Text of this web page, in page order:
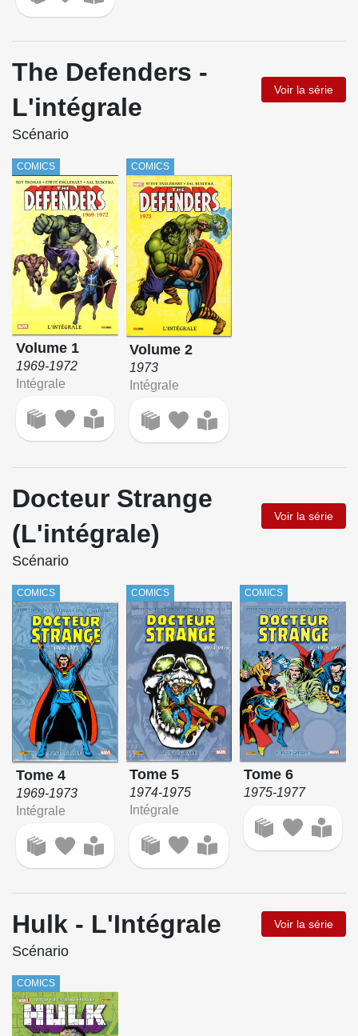
The Defenders -
L'intégrale
Voir la série
Scénario
COMICS
Volume 1
1969-1972
Intégrale
COMICS
Volume 2
1973
Intégrale
Docteur Strange
(L'intégrale)
Voir la série
Scénario
COMICS
Tome 4
1969-1973
Intégrale
COMICS
Tome 5
1974-1975
Intégrale
COMICS
Tome 6
1975-1977
Hulk - L'Intégrale Voir la série
Scénario
COMICS